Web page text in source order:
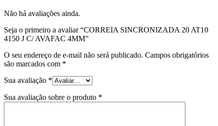
Não há avaliações ainda.
Seja o primeiro a avaliar “CORREIA SINCRONIZADA 20 AT10
4150 J C/ AVAFAC 4MM”
O seu endereço de e-mail não será publicado. Campos obrigatórios
são marcados com *
Sua avaliação *
Sua avaliação sobre o produto *